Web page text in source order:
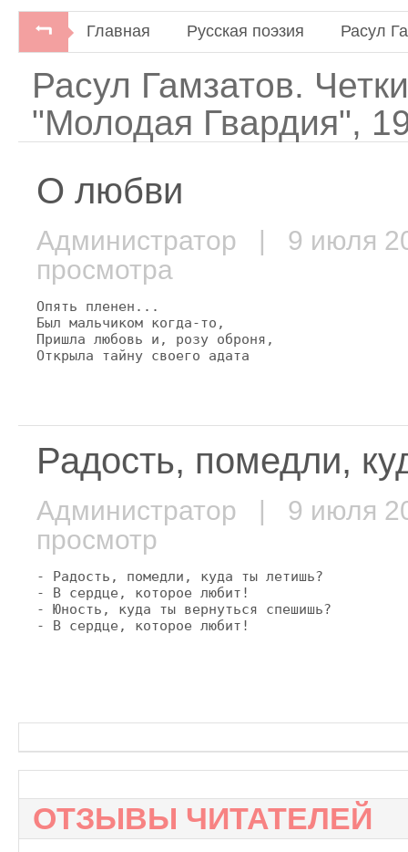
Главная Русская поэзия Расул
Расул Гамзатов.
"Молодая Гвардия",
О любви
Администратор | 9 июля
просмотра
Опять пленен...
Был мальчиком когда-то,
Пришла любовь и, розу оброня,
Открыла тайну своего адата
Радость, помедли,
Администратор | 9 июля
просмотр
- Радость, помедли, куда ты летишь?
- В сердце, которое любит!
- Юность, куда ты вернуться спешишь?
- В сердце, которое любит!
ОТЗЫВЫ ЧИТАТЕЛЕЙ